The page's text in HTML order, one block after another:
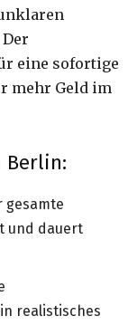
eine sofortige
mehr Geld im
Berlin:
gesamte
und dauert
realistisches